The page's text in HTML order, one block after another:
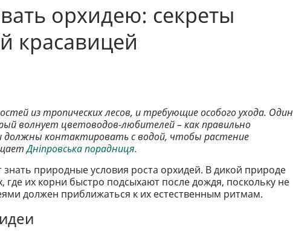
орхидею: секреты
красавицей
из тропических лесов, и требующие особого ухода. Один
волнует цветоводов-любителей – как правильно
должны контактировать с водой, чтобы растение
Дніпровська порадниця.
природные условия роста орхидей. В дикой природе
где их корни быстро подсыхают после дождя, поскольку не
должен приближаться к их естественным ритмам.